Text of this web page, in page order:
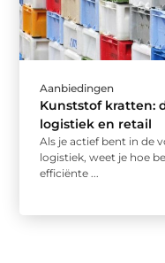
Aanbiedingen
Kunststof kratten:
logistiek en retail
Als je actief bent in de
logistiek, weet je hoe
efficiënte ...